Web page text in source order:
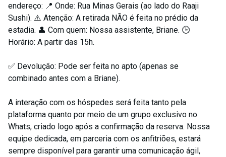
endereço: 📍 Onde: Rua Minas Gerais (ao lado do Raaji
Sushi). ⚠️ Atenção: A retirada NÃO é feita no prédio da
estadia. 👤 Com quem: Nossa assistente, Briane. 🕒
Horário: A partir das 15h.
✅ Devolução: Pode ser feita no apto (apenas se
combinado antes com a Briane).
A interação com os hóspedes será feita tanto pela
plataforma quanto por meio de um grupo exclusivo no
Whats, criado logo após a confirmação da reserva. Nossa
equipe dedicada, em parceria com os anfitriões, estará
sempre disponível para garantir uma comunicação ágil,